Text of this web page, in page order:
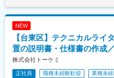
ャリアパスや働きやすい環境
※備考：
荏原製作所社の求人へ応募い
のグループ各社（荏原冷熱シ
多彩な設計を行っています。
◇事業のベースは三菱電機株
です。この事業では、三菱電
ります。また、同事業で培っ
NEW
【台東区】テクニカルラ
置の説明書・仕様書の作成
株式会社トーケミ
正社員 職種未経験歓迎 業種未